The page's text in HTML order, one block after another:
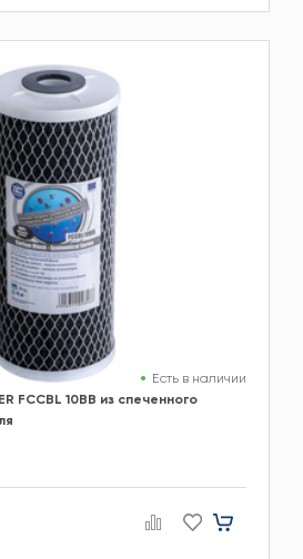
Есть в наличии
FCCBL 10BB из спеченного